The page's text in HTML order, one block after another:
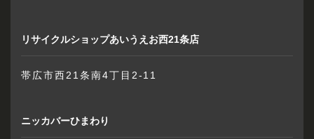
リサイクルショップあいうえお西21条店
帯広市西21条南4丁目2-11
ニッカバーひまわり